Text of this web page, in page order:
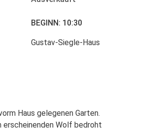
BEGINN: 10:30
Gustav-Siegle-Haus
Haus gelegenen Garten.
erscheinenden Wolf bedroht